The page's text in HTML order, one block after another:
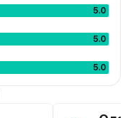
5.0
5.0
5.0